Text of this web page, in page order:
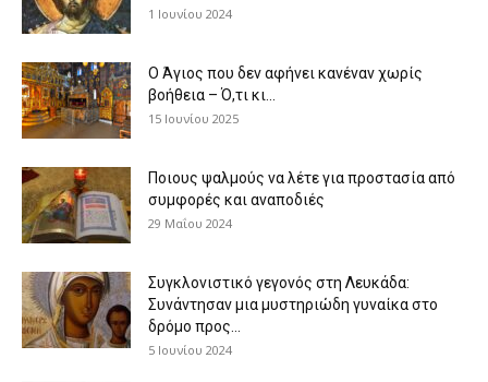
1 Ιουνίου 2024
Ο Άγιος που δεν αφήνει κανέναν χωρίς
βοήθεια – Ό,τι κι...
15 Ιουνίου 2025
Ποιους ψαλμούς να λέτε για προστασία από
συμφορές και αναποδιές
29 Μαΐου 2024
Συγκλονιστικό γεγονός στη Λευκάδα:
Συνάντησαν μια μυστηριώδη γυναίκα στο
δρόμο προς...
5 Ιουνίου 2024